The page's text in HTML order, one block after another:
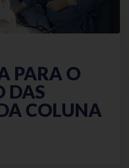
PARA O
DAS
COLUNA